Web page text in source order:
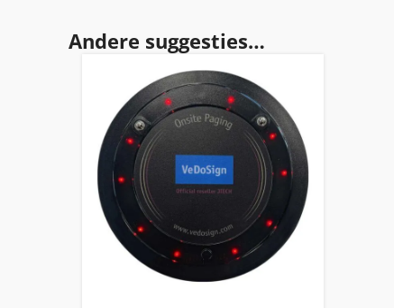
Andere suggesties…